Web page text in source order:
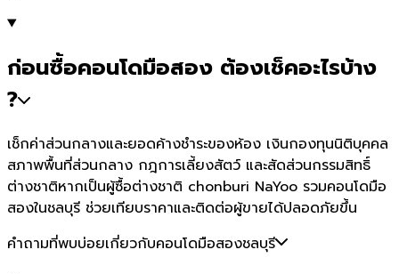
ก่อนซื้อคอนโดมือสอง ต้องเช็คอะไรบ้าง
?
เช็กค่าส่วนกลางและยอดค้างชำระของห้อง เงินกองทุนนิติบุคคล
สภาพพื้นที่ส่วนกลาง กฎการเลี้ยงสัตว์ และสัดส่วนกรรมสิทธิ์
ต่างชาติหากเป็นผู้ซื้อต่างชาติ chonburi NaYoo รวมคอนโดมือ
สองในชลบุรี ช่วยเทียบราคาและติดต่อผู้ขายได้ปลอดภัยขึ้น
คำถามที่พบบ่อยเกี่ยวกับคอนโดมือสองชลบุรี